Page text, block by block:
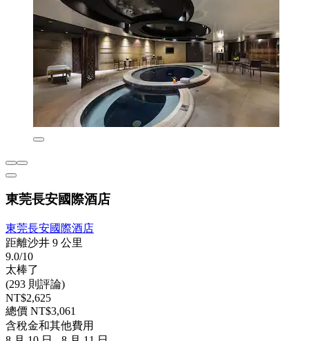
東莞長安國際酒店
東莞長安國際酒店
距離沙井 9 公里
9.0/10
太棒了
(293 則評論)
NT$2,625
總價 NT$3,061
含稅金和其他費用